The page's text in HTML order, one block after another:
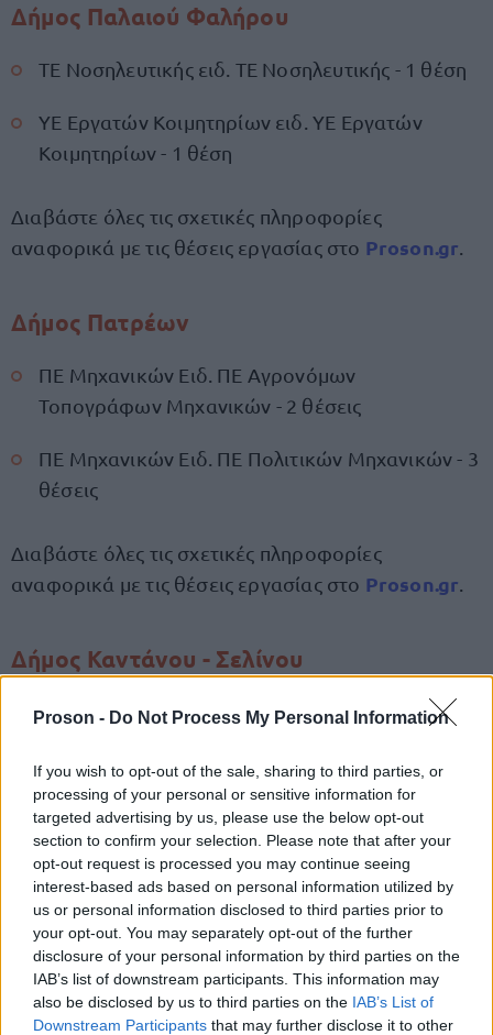
Proson - Do Not Process My Personal Information
If you wish to opt-out of the sale, sharing to third parties, or
processing of your personal or sensitive information for
targeted advertising by us, please use the below opt-out
section to confirm your selection. Please note that after your
opt-out request is processed you may continue seeing
interest-based ads based on personal information utilized by
us or personal information disclosed to third parties prior to
your opt-out. You may separately opt-out of the further
disclosure of your personal information by third parties on the
IAB’s list of downstream participants. This information may
also be disclosed by us to third parties on the IAB’s List of
Downstream Participants that may further disclose it to other
Δήμος Παλαιού Φαλήρου
ΤΕ Νοσηλευτικής ειδ. ΤΕ Νοσηλευτικής - 1 θέση
ΥΕ Εργατών Κοιμητηρίων ειδ. ΥΕ Εργατών
Κοιμητηρίων - 1 θέση
Διαβάστε όλες τις σχετικές πληροφορίες
αναφορικά με τις θέσεις εργασίας στο Proson.gr
Δήμος Πατρέων
ΠΕ Μηχανικών Ειδ. ΠΕ Αγρονόμων
Τοπογράφων Μηχανικών - 2 θέσεις
ΠΕ Μηχανικών Ειδ. ΠΕ Πολιτικών Μηχανικών - 3
θέσεις
Διαβάστε όλες τις σχετικές πληροφορίες
αναφορικά με τις θέσεις εργασίας στο Proson.gr
Δήμος Καντάνου - Σελίνου
ΠΕ Ψυχολόγων ειδ. ΠΕ Ψυχολόγων - 1 θέση
ΠΕ ή ΤΕ Κοινωνικής Εργασίας ειδ. ΠΕ ή ΤΕ
Κοινωνικών Λειτουργών - 1 θέση
Διαβάστε όλες τις σχετικές πληροφορίες
αναφορικά με τις θέσεις εργασίας στοProson.gr
Δήμος Μεταμόρφωσης
ΥΕ Προσωπικού Καθαριότητας Εσωτερικών